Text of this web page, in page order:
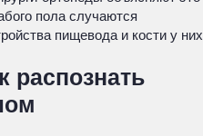
пола случаются
пищевода и кости у них
распознать